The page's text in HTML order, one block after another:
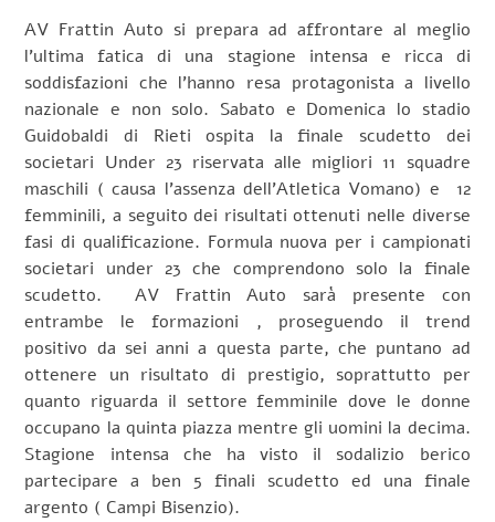
AV Frattin Auto si prepara ad affrontare al meglio
l’ultima fatica di una stagione intensa e ricca di
soddisfazioni che l’hanno resa protagonista a livello
nazionale e non solo. Sabato e Domenica lo stadio
Guidobaldi di Rieti ospita la finale scudetto dei
societari Under 23 riservata alle migliori 11 squadre
maschili ( causa l’assenza dell’Atletica Vomano) e 12
femminili, a seguito dei risultati ottenuti nelle diverse
fasi di qualificazione. Formula nuova per i campionati
societari under 23 che comprendono solo la finale
scudetto. AV Frattin Auto sarà presente con
entrambe le formazioni , proseguendo il trend
positivo da sei anni a questa parte, che puntano ad
ottenere un risultato di prestigio, soprattutto per
quanto riguarda il settore femminile dove le donne
occupano la quinta piazza mentre gli uomini la decima.
Stagione intensa che ha visto il sodalizio berico
partecipare a ben 5 finali scudetto ed una finale
argento ( Campi Bisenzio).